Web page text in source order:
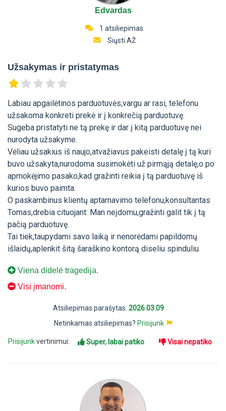
Edvardas
1 atsiliepimas
Siųsti AŽ
Užsakymas ir pristatymas
Labiau apgailėtinos parduotuvės,vargu ar rasi, telefonu
užsakoma konkreti prekė ir į konkrečią parduotuvę.
Sugeba pristatyti ne tą prekę ir dar į kitą parduotuvę nei
nurodyta užsakyme.
Vėliau užsakius iš naujo,atvažiavus pakeisti detalę į tą kuri
buvo užsakyta,nurodoma susimokėti už pirmąją detalę,o po
apmokėjimo pasako,kad gražinti reikia į tą parduotuvę iš
kurios buvo paimta.
O paskambinus klientų aptarnavimo telefonu,konsultantas
Tomas,drebia cituojant: Man neįdomu,gražinti galit tik į tą
pačią parduotuvę.
Tai tiek,taupydami savo laiką ir nenorėdami papildomų
išlaidų,aplenkit šitą šaraškino kontorą diseliu spinduliu.
Viena didelė tragedija.
Visi įmanomi.
Atsiliepimas parašytas: 2026.03.09
Netinkamas atsiliepimas? Prisijunk
Prisijunkvertinimui: Super, labai patiko Visai nepatiko